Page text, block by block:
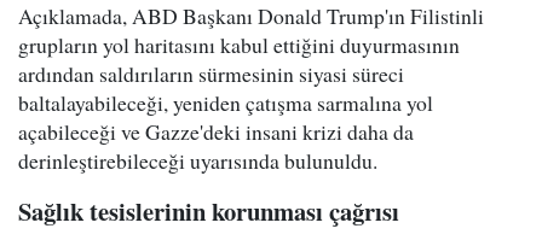
Açıklamada, ABD Başkanı Donald Trump'ın Filistinli
grupların yol haritasını kabul ettiğini duyurmasının
ardından saldırıların sürmesinin siyasi süreci
baltalayabileceği, yeniden çatışma sarmalına yol
açabileceği ve Gazze'deki insani krizi daha da
derinleştirebileceği uyarısında bulunuldu.
Sağlık tesislerinin korunması çağrısı